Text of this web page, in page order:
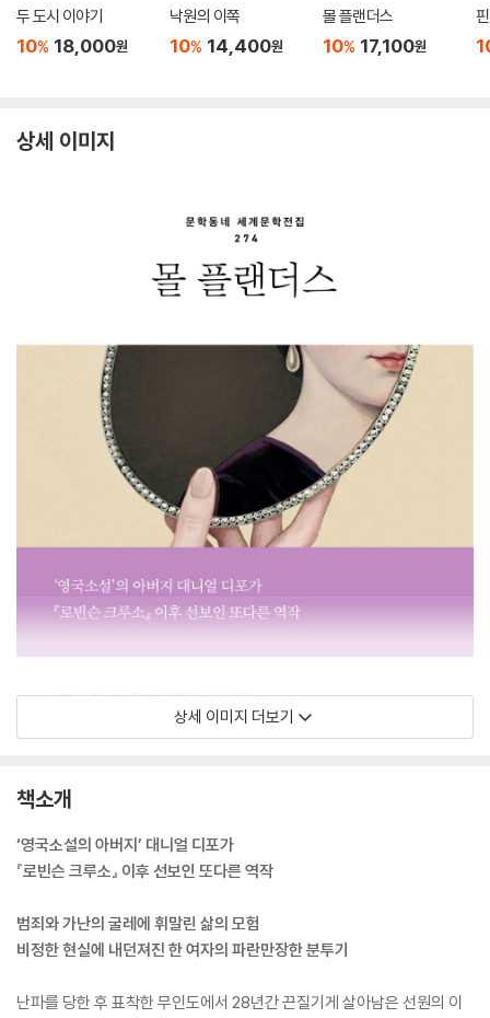
두 도시 이야기
10% 18,000원
낙원의 이쪽
10% 14,400원
몰 플랜더스
10% 17,100원
상세 이미지
상세 이미지 더보기
책소개
‘영국소설의 아버지’ 대니얼 디포가
『로빈슨 크루소』 이후 선보인 또다른 역작
범죄와 가난의 굴레에 휘말린 삶의 모험
비정한 현실에 내던져진 한 여자의 파란만장한 분투기
난파를 당한 후 표착한 무인도에서 28년간 끈질기게 살아남은 선원의 이